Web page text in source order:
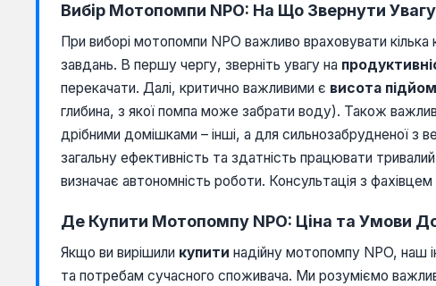
Вибір Мотопомпи NPO: На Що Звернути
При виборі мотопомпи NPO важливо враховувати
завдань. В першу чергу, зверніть увагу на
перекачати. Далі, критично важливими є висота
глибина, з якої помпа може забрати воду). Також
дрібними домішками – інші, а для сильнозабрудненої з
загальну ефективність та здатність працювати
визначає автономність роботи. Консультація з
Де Купити Мотопомпу NPO: Ціна та Умови
Якщо ви вирішили купити надійну мотопомпу NPO, наш
та потребам сучасного споживача. Ми розуміємо